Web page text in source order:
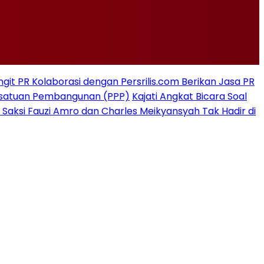
PR Kolaborasi dengan Persrilis.com Berikan Jasa PR
Pembangunan (PPP) Kajati Angkat Bicara Soal
Saksi Fauzi Amro dan Charles Meikyansyah Tak Hadir di